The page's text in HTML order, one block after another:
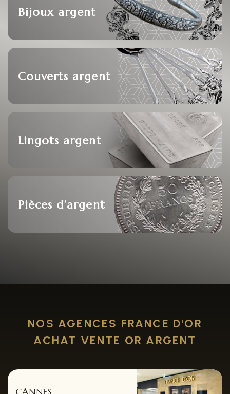
Bijoux argent
Couverts argent
Lingots argent
Pièces d’argent
NOS AGENCES FRANCE D'OR
ACHAT VENTE OR ARGENT